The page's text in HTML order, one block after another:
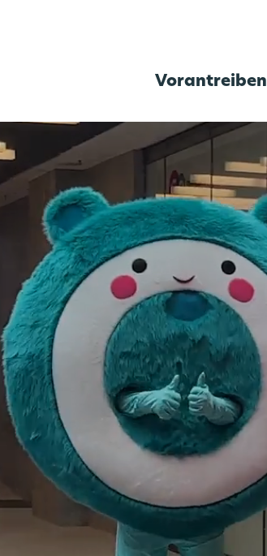
Vorantreiben